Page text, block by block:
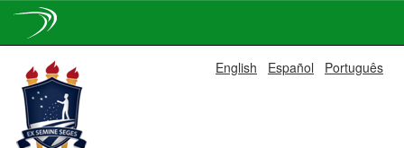
navigation
English Español Português